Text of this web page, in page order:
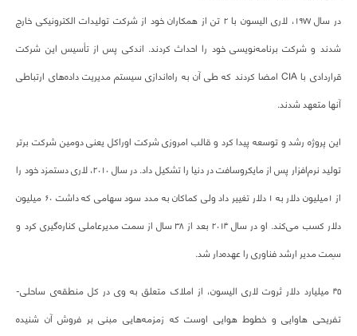
در سال ۱۹۷۷، لاری الیسون با ۲ تن از همکاران خود از شرکت تولیدات الکترونیکی خارج
شدند و شرکت برنامه‌نویسی خود را احداث کردند. اندکی پس از تأسیس این شرکت
قراردادی با CIA امضا کردند که طی آن به راه‌اندازی سیستم مدیریت داده‌های ارتباطی
آنها متعهد شدند.
این پروژه رشد و توسعه پیدا کرد و قالب امروزی شرکت اوراکل یعنی دومین شرکت برتر
تولید نرم‌افزار پس از مایکروسافت در دنیا را تشکیل داد. در سال ۲۰۱۰، لاری دستمزد خود را
از ۱میلیون دلار به ۱ دلار تغییر داد ولی کماکان به مدد سود سهامی که داشت ۶۰ میلیون
دلار کسب می‌کند. او در سال ۲۰۱۴ بعد از ۳۸ سال از سمت مدیرعاملی کناره‌گیری کرد و
سِمت مدیر ارشد فناوری را عهده‌دار شد.
۴۵ میلیارد دلار ثروت لاری الیسون، از املاک متعلق به وی در کل منطقه‌ی ساحلی-
تفریحی هاوایی و خطوط هوایی اوست که زمزمه‌هایی مبنی بر فروش آن شنیده